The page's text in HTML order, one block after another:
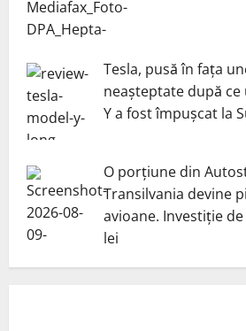
Tesla, pusă în fața
neașteptate după
Y a fost împușcat la
O porțiune din
Transilvania devine
avioane. Investiție
lei